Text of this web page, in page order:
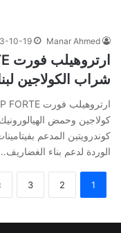
Manar Ahmed
10-19
شراب الكولاجين
الوردة لدعم بناء
1
2
3